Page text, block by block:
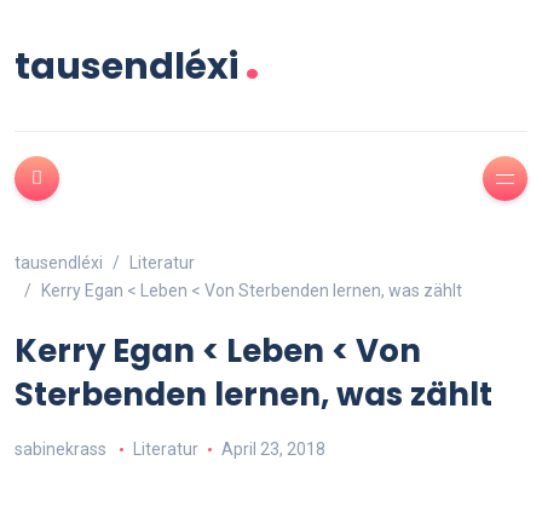
tausendléxi.
tausendléxi
Literatur
Kerry Egan < Leben < Von Sterbenden lernen, was zählt
Kerry Egan < Leben < Von
Sterbenden lernen, was zählt
sabinekrass Literatur April 23, 2018